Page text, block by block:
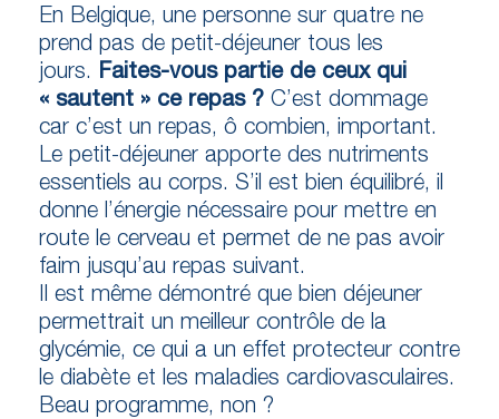
En Belgique, une personne sur quatre ne
prend pas de petit-déjeuner tous les
jours. Faites-vous partie de ceux qui
« sautent » ce repas ? C’est dommage
car c’est un repas, ô combien, important.
Le petit-déjeuner apporte des nutriments
essentiels au corps. S’il est bien équilibré, il
donne l’énergie nécessaire pour mettre en
route le cerveau et permet de ne pas avoir
faim jusqu’au repas suivant.
Il est même démontré que bien déjeuner
permettrait un meilleur contrôle de la
glycémie, ce qui a un effet protecteur contre
le diabète et les maladies cardiovasculaires.
Beau programme, non ?